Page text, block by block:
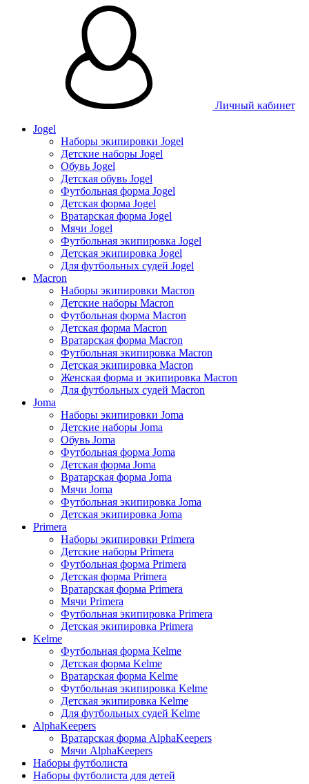
Личный кабинет
Jogel
Наборы экипировки Jogel
Детские наборы Jogel
Обувь Jogel
Детская обувь Jogel
Футбольная форма Jogel
Детская форма Jogel
Вратарская форма Jogel
Мячи Jogel
Футбольная экипировка Jogel
Детская экипировка Jogel
Для футбольных судей Jogel
Macron
Наборы экипировки Macron
Детские наборы Macron
Футбольная форма Macron
Детская форма Macron
Вратарская форма Macron
Футбольная экипировка Macron
Детская экипировка Macron
Женская форма и экипировка Macron
Для футбольных судей Macron
Joma
Наборы экипировки Joma
Детские наборы Joma
Обувь Joma
Футбольная форма Joma
Детская форма Joma
Вратарская форма Joma
Мячи Joma
Футбольная экипировка Joma
Детская экипировка Joma
Primera
Наборы экипировки Primera
Детские наборы Primera
Футбольная форма Primera
Детская форма Primera
Вратарская форма Primera
Мячи Primera
Футбольная экипировка Primera
Детская экипировка Primera
Kelme
Футбольная форма Kelme
Детская форма Kelme
Вратарская форма Kelme
Футбольная экипировка Kelme
Детская экипировка Kelme
Для футбольных судей Kelme
AlphaKeepers
Вратарская форма AlphaKeepers
Мячи AlphaKeepers
Наборы футболиста
Наборы футболиста для детей
Таблица размеров